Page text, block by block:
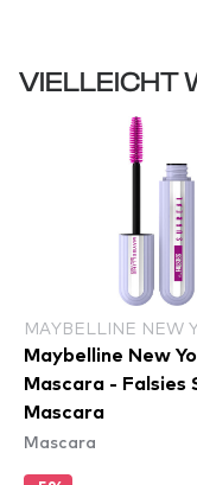
VIELLEICHT
MAYBELLINE NEW
Maybelline New
Mascara - Falsies
Mascara
Mascara